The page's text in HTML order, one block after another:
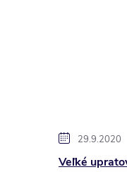
29.9.2020
Veľké